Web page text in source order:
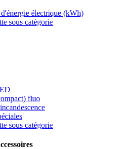
électrique (kWh)
sous catégorie
fluo
sous catégorie